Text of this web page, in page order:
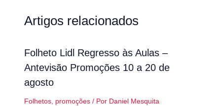
Artigos relacionados
Folheto Lidl Regresso às Aulas –
Antevisão Promoções 10 a 20 de
agosto
Folhetos, promoções/ Por Daniel Mesquita